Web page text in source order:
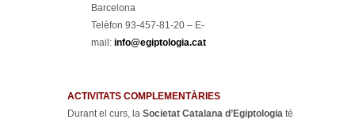
Barcelona
Telèfon 93-457-81-20 – E-
mail: info@egiptologia.cat
ACTIVITATS COMPLEMENTÀRIES
Durant el curs, la Societat Catalana d’Egiptologia té